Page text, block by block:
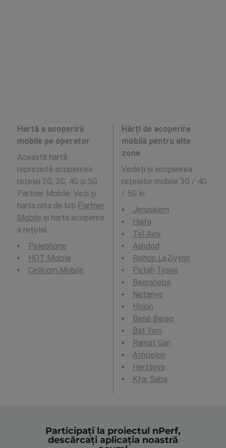
Hartă a acoperirii
mobile pe operator
Această hartă
reprezintă acoperirea
rețelei 2G, 3G, 4G și 5G
Partner Mobile. Vezi și:
harta rata de biți Partner
Mobile și harta acoperire
a rețelei .
Pelephone
HOT Mobile
Cellcom Mobile
Hărți de acoperire
mobilă pentru alte
zone
Vedeți și acoperirea
rețelelor mobile 3G / 4G
/ 5G în :
Jerusalem
Haifa
Tel Aviv
Ashdod
Rishon LeẔiyyon
Petaẖ Tiqwa
Beersheba
Netanya
H̱olon
Bené Beraq
Bat Yam
Ramat Gan
Ashqelon
Herzliyya
Kfar Saba
Participați la proiectul nPerf,
descărcați aplicația noastră